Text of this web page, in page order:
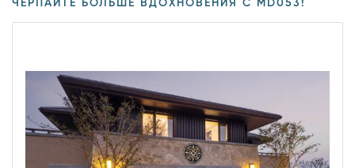
ЧЕРПАЙТЕ БОЛЬШЕ ВДОХНОВЕНИЯ С MD053!